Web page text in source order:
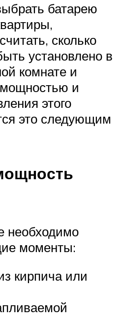
батарею
сколько
установлено в
комнате и
и
этого
это следующим
необходимо
моменты:
кирпича или